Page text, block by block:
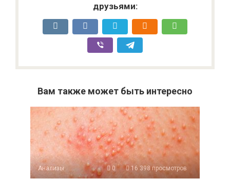
друзьями:
Вам также может быть интересно
Анализы 0 16 398 просмотров